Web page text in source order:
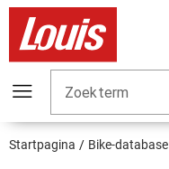
Zoekterm
Startpagina Bike-database